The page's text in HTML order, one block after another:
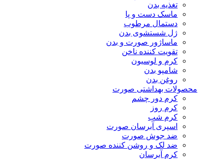
تغذیه بدن
ماسک دست و پا
دستمال مرطوب
ژل شستشوی بدن
ماساژور صورت و بدن
تقویت کننده ناخن
کرم و لوسیون
شامپو بدن
روغن بدن
محصولات بهداشتی صورت
کرم دور چشم
کرم روز
کرم شب
اسپری آبرسان صورت
ضد جوش صورت
ضد لک و روشن کننده صورت
کرم آبرسان